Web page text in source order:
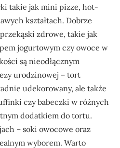
takie jak mini pizze, hot-
kształtach. Dobrze
zdrowe, takie jak
jogurtowym czy owoce w
są nieodłącznym
urodzinowej – tort
udekorowany, ale także
czy babeczki w różnych
dodatkiem do tortu.
– soki owocowe oraz
wyborem. Warto